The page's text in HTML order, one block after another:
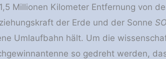
Millionen Kilometer Entfernung von
der Erde und der Sonne
Umlaufbahn hält. Um die
so gedreht werden,